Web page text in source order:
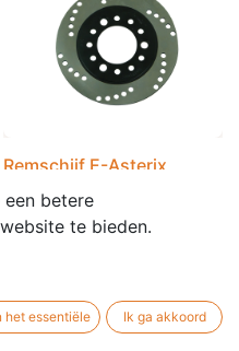
Remschijf E-Asterix
betere
te bieden.
het essentiële Ik ga akkoord